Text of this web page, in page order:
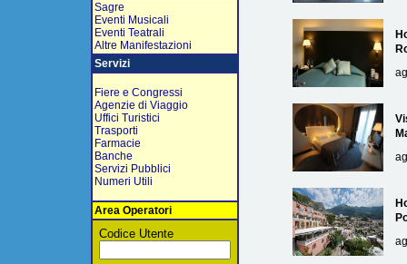
Sagre
Eventi Musicali
Eventi Teatrali
Altre Manifestazioni
Servizi
Fiere e Congressi
Agenzie di Viaggio
Uffici Turistici
Trasporti
Farmacie
Banche
Servizi Pubblici
Numeri Utili
Area Operatori
Codice Utente